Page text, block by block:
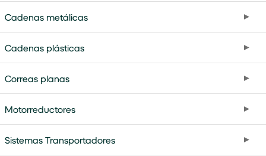
Cadenas metálicas
Cadenas plásticas
Correas planas
Motorreductores
Sistemas Transportadores